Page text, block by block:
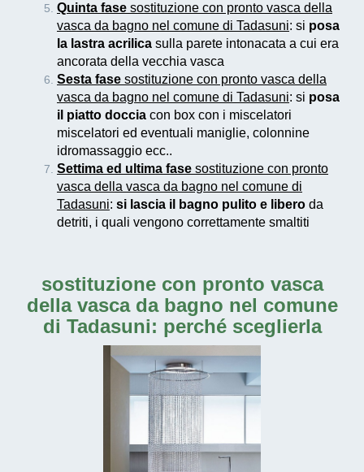
Quinta fase sostituzione con pronto vasca della
vasca da bagno nel comune di Tadasuni: si posa
la lastra acrilica sulla parete intonacata a cui era
ancorata della vecchia vasca
Sesta fase sostituzione con pronto vasca della
vasca da bagno nel comune di Tadasuni: si posa
il piatto doccia con box con i miscelatori
miscelatori ed eventuali maniglie, colonnine
idromassaggio ecc..
Settima ed ultima fase sostituzione con pronto
vasca della vasca da bagno nel comune di
Tadasuni: si lascia il bagno pulito e libero da
detriti, i quali vengono correttamente smaltiti
sostituzione con pronto vasca
della vasca da bagno nel comune
di Tadasuni: perché sceglierla